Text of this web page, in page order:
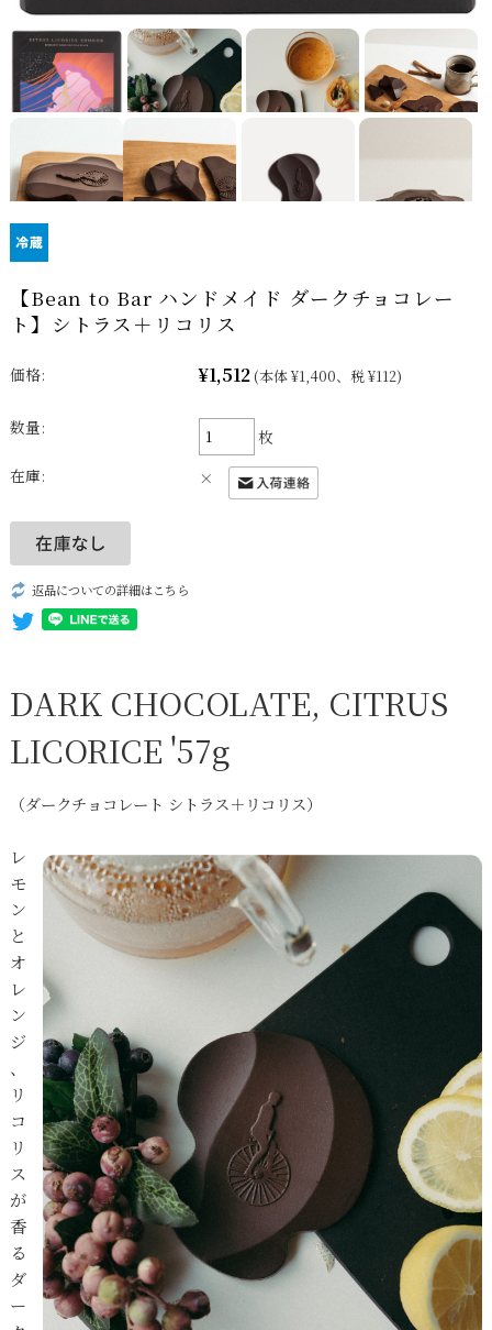
【Bean to Bar ハンドメイド ダークチョコレー
ト】シトラス＋リコリス
価格: ¥1,512 (本体 ¥1,400、税 ¥112)
数量:
枚
在庫:
×
返品についての詳細はこちら
DARK CHOCOLATE, CITRUS
LICORICE '57g
（ダークチョコレート シトラス＋リコリス）
レ
モ
ン
と
オ
レ
ン
ジ
、
リ
コ
リ
ス
が
香
る
ダ
ー